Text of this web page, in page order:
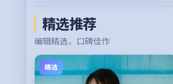
精选推荐
编辑精选，口碑佳作
精选